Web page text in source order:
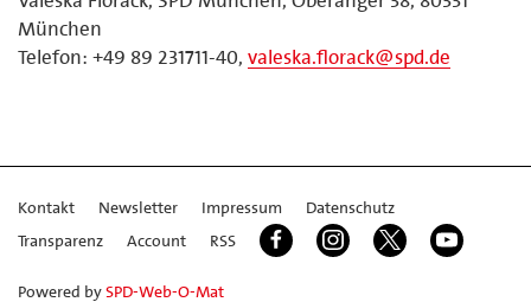
München
Telefon: +49 89 231711-40, valeska.florack@spd.de
Kontakt Newsletter Impressum
Datenschutz
Transparenz
Account RSS
Powered bySPD-Web-O-Mat